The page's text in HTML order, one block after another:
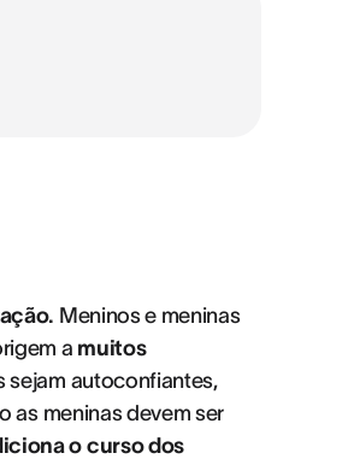
Meninos e meninas
a muitos
sejam autoconfiantes,
as meninas devem ser
o curso dos